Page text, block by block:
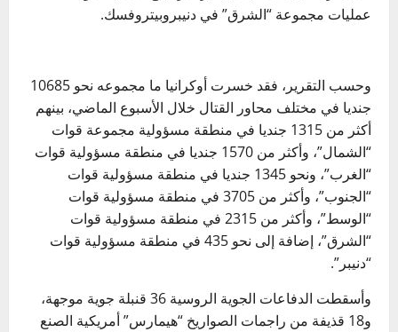
عمليات مجموعة “الشرق” في دنيبروبيتروفسك.
وحسب التقرير، فقد خسرت أوكرانيا ما مجموعه نحو 10685
جنديا في مختلف محاور القتال خلال الأسبوع الماضي، بينهم
أكثر من 1315 جنديا في منطقة مسؤولية مجموعة قوات
“الشمال”، وأكثر من 1570 جنديا في منطقة مسؤولية قوات
“الغرب”، ونحو 1345 جنديا في منطقة مسؤولية قوات
“الجنوب”، وأكثر من 3705 في منطقة مسؤولية قوات
“الوسط”، وأكثر من 2315 في منطقة مسؤولية قوات
“الشرق”، إضافة إلى نحو 435 في منطقة مسؤولية قوات
“دنيبر”.
وأسقطت الدفاعات الجوية الروسية 36 قنبلة جوية موجهة،
و18 قذيفة من راجمات الصواريخ “هيمارس” أمريكية الصنع